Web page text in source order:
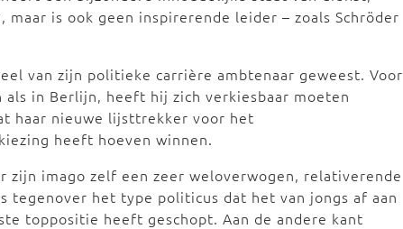
is ook geen inspirerende leider – zoals Schröder
van zijn politieke carrière ambtenaar geweest. Voor
als in Berlijn, heeft hij zich verkiesbaar moeten
haar nieuwe lijsttrekker voor het
heeft hoeven winnen.
zijn imago zelf een zeer weloverwogen, relativerende
tegenover het type politicus dat het van jongs af aan
toppositie heeft geschopt. Aan de andere kant